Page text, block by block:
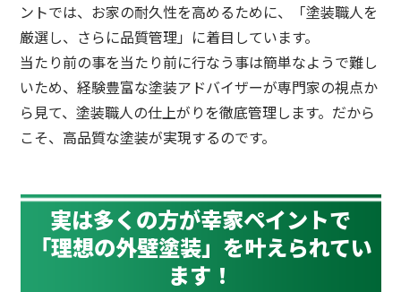
ントでは、お家の耐久性を高めるために、「塗装職人を
厳選し、さらに品質管理」に着目しています。
当たり前の事を当たり前に行なう事は簡単なようで難し
いため、経験豊富な塗装アドバイザーが専門家の視点か
ら見て、塗装職人の仕上がりを徹底管理します。だから
こそ、高品質な塗装が実現するのです。
実は多くの方が幸家ペイントで
「理想の外壁塗装」 を叶えられてい
ます！